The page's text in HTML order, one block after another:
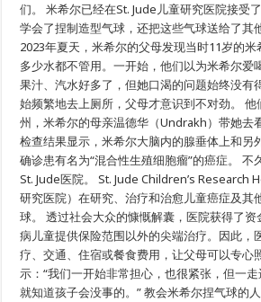
们。 米希尔已经在St. Jude儿童研究医院接受
学会了捏制造型气球，还把这些气球送给了其
2023年夏天，米希尔的父母发现当时11岁的
多少水都不管用。一开始，他们以为米希尔爱
果汁、汽水好多了，但她口渴的问题始终没有
始频繁地去上厕所，父母才意识到不对劲。
州，米希尔的母亲温德华（Undrakh）带她去
检查结果显示，米希尔大脑内的腺垂体上和另
确诊患有名为“混合性生殖细胞瘤”的癌症。 不
St. Jude医院。 St. Jude Children’s Research
研究医院）在研究、治疗和治愈儿童癌症及其
球。 透过社会大众的慷慨解囊，医院获得了
病儿童提供保险范围以外的尖端治疗。因此，
疗、交通、住宿或餐食费用，让父母可以专心
示：“我们一开始非常担心，也很紧张，但一
就知道孩子会没事的。” 教会米希尔捏气球的